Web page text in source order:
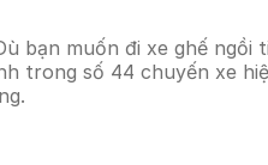
muốn đi xe ghế ngồi
trong số 44 chuyến xe